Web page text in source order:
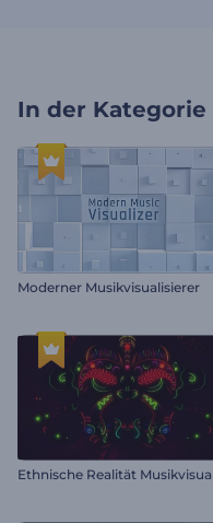
In der Kategorie
Moderner Musikvisualisierer